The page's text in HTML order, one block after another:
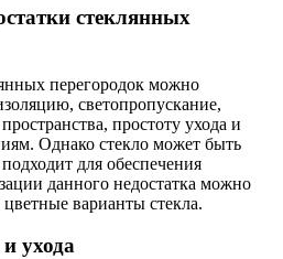
стеклянных
перегородок можно
светопропускание,
простоту ухода и
Однако стекло может быть
для обеспечения
данного недостатка можно
варианты стекла.
ухода